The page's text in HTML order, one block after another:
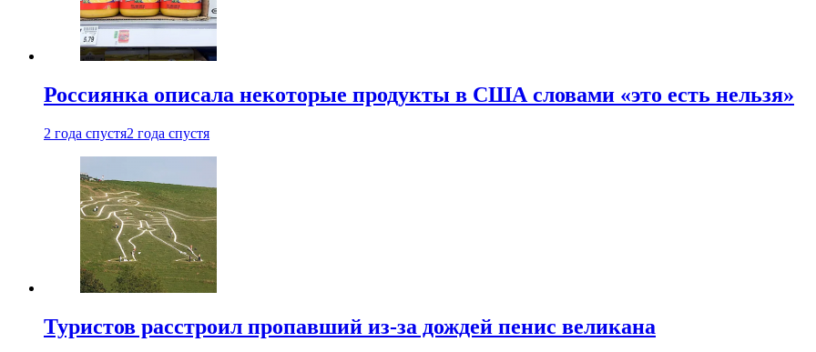
Россиянка описала некоторые продукты в США словами «это есть нельзя»
2 года спустя2 года спустя
Туристов расстроил пропавший из-за дождей пенис великана